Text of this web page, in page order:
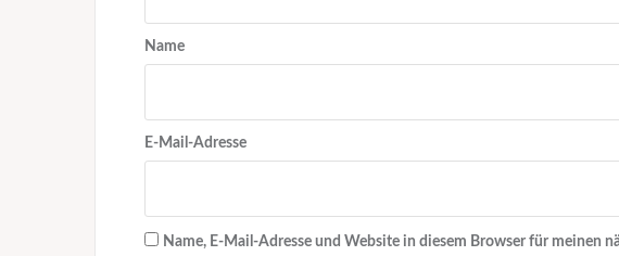
Name
E-Mail-Adresse
Name, E-Mail-Adresse und Website in diesem Browser für meinen